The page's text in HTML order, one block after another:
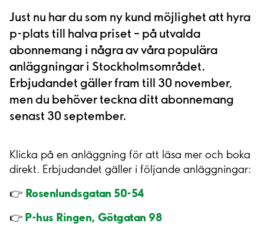
Just nu har du som ny kund möjlighet att hyra
p-plats till halva priset – på utvalda
abonnemang i några av våra populära
anläggningar i Stockholmsområdet.
Erbjudandet gäller fram till 30 november,
men du behöver teckna ditt abonnemang
senast 30 september.
Klicka på en anläggning för att läsa mer och boka
direkt. Erbjudandet gäller i följande anläggningar:
👉 Rosenlundsgatan 50-54
👉 P-hus Ringen, Götgatan 98